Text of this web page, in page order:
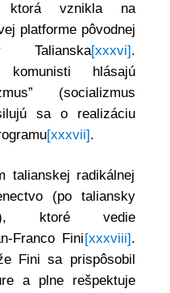
ktorá vznikla na
platforme pôvodnej
Talianska[xxxvi].
komunisti hlásajú
(socializmus
sa o realizáciu
[xxxvii].
talianskej radikálnej
(po taliansky
ktoré vedie
Franco Fini[xxxviii].
Fini sa prispôsobil
a plne rešpektuje